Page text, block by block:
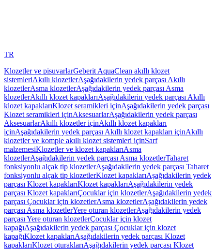
TR
Klozetler ve pisuvarlarGeberit AquaClean akıllı klozet
sistemleriAkıllı klozetlerAşağıdakilerin yedek parçası Akıllı
klozetlerAsma klozetlerAşağıdakilerin yedek parçası Asma
klozetlerAkıllı klozet kapaklarıAşağıdakilerin yedek parçası Akıllı
klozet kapaklarıKlozet seramikleri içinAşağıdakilerin yedek parçası
Klozet seramikleri içinAksesuarlarAşağıdakilerin yedek parçası
AksesuarlarAkıllı klozetler içinAkıllı klozet kapakları
içinAşağıdakilerin yedek parçası Akıllı klozet kapakları içinAkıllı
klozetler ve komple akıllı klozet sistemleri içinSarf
malzemesiKlozetler ve klozet kapaklarıAsma
klozetlerAşağıdakilerin yedek parçası Asma klozetlerTaharet
fonksiyonlu alçak tip klozetlerAşağıdakilerin yedek parçası Taharet
fonksiyonlu alçak tip klozetlerKlozet kapaklarıAşağıdakilerin yedek
parçası Klozet kapaklarıKlozet kapaklarıAşağıdakilerin yedek
parçası Klozet kapaklarıÇocuklar için klozetlerAşağıdakilerin yedek
parçası Çocuklar için klozetlerAsma klozetlerAşağıdakilerin yedek
parçası Asma klozetlerYere oturan klozetlerAşağıdakilerin yedek
parçası Yere oturan klozetlerÇocuklar için klozet
kapağıAşağıdakilerin yedek parçası Çocuklar için klozet
kapağıKlozet kapaklarıAşağıdakilerin yedek parçası Klozet
kapaklarıKlozet oturaklarıAşağıdakilerin yedek parçası Klozet